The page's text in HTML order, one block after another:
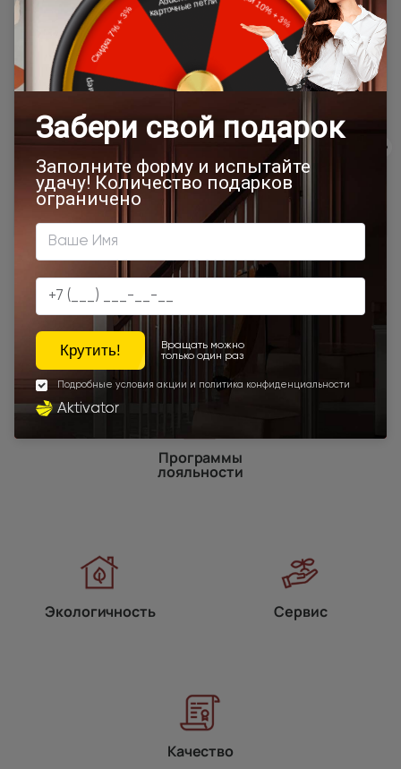
Товар относится к категориям:
500x1900
Межкомнатные двери 55х190 см
Двери модерн
Стильные современные межкомнатные двери
600x2000 700x1900 700x2000 900x2000
800х1950
800x2000
600x1950
1000x2100 800x2400 700x2200
Двери межкомнатные 1000х2000 мм
900x1900
800x2100 800x2200 900x2300
Наши преимущества
Программы
лояльности
Экологичность Сервис
Качество